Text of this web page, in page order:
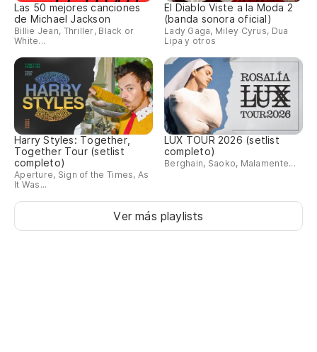
Las 50 mejores canciones
de Michael Jackson
Billie Jean, Thriller, Black or
White...
El Diablo Viste a la Moda 2
(banda sonora oficial)
Lady Gaga, Miley Cyrus, Dua
Lipa y otros
Harry Styles: Together,
Together Tour (setlist
completo)
Aperture, Sign of the Times, As
It Was...
LUX TOUR 2026 (setlist
completo)
Berghain, Saoko, Malamente...
Ver más playlists